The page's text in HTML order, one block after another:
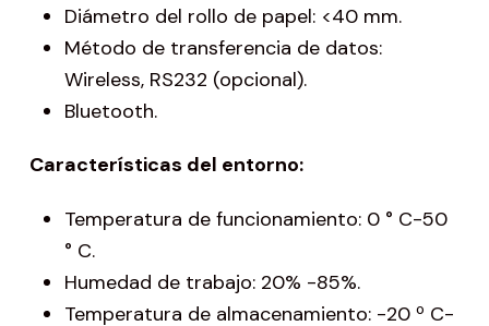
Diámetro del rollo de papel: <40 mm.
Método de transferencia de datos:
Wireless, RS232 (opcional).
Bluetooth.
Características del entorno:
Temperatura de funcionamiento: 0 ° C-50
° C.
Humedad de trabajo: 20% -85%.
Temperatura de almacenamiento: -20 º C-